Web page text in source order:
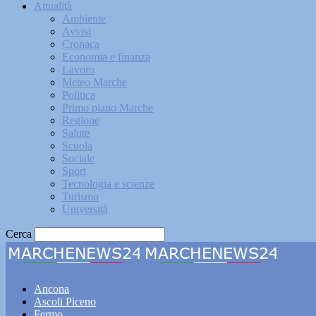
Attualità
Ambiente
Avvisi
Cronaca
Economia e finanza
Lavoro
Meteo Marche
Politica
Primo piano Marche
Regione
Salute
Scuola
Sociale
Sport
Tecnologia e scienze
Turismo
Università
Cerca
Ancona
Ascoli Piceno